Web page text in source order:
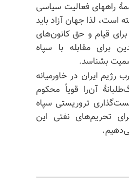
راههای فعالیت سیاسی
است، لذا جهان آزاد باید
قیام و حق کانون‌های
برای مقابله با سپاه
بشناسد.
رژیم ایران در خاورمیانه
آن‌را قویاً محکوم
تروریستی سپاه
تحریم‌های نفتی این